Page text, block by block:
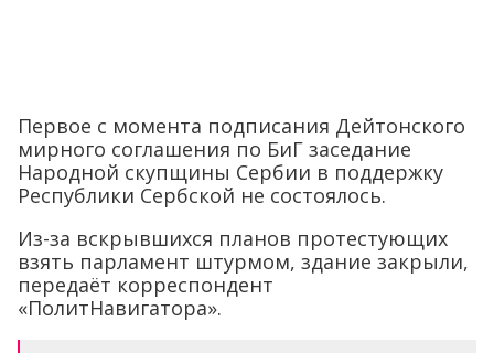
Первое с момента подписания Дейтонского
мирного соглашения по БиГ заседание
Народной скупщины Сербии в поддержку
Республики Сербской не состоялось.
Из-за вскрывшихся планов протестующих
взять парламент штурмом, здание закрыли,
передаёт корреспондент
«ПолитНавигатора».